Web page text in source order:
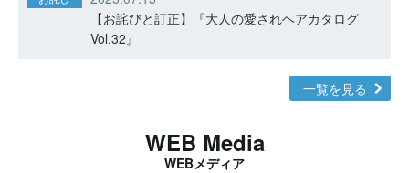
【お詫びと訂正】『大人の愛されヘアカタログ
Vol.32』
一覧を見る
WEB Media
WEBメディア